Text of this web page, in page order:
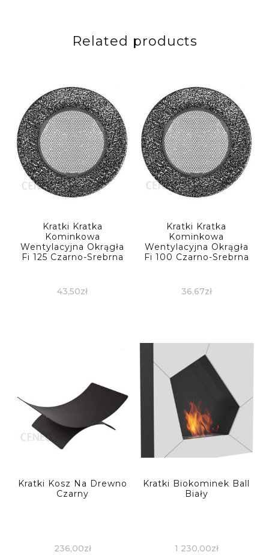
Related products
Kratki Kratka
Kominkowa
Wentylacyjna Okrągła
Fi 125 Czarno-Srebrna
43,50zł
Kratki Kratka
Kominkowa
Wentylacyjna Okrągła
Fi 100 Czarno-Srebrna
36,67zł
Kratki Kosz Na Drewno
Czarny
236,00zł
Kratki Biokominek Ball
Biały
1 230,00zł